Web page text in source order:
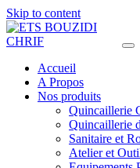
Skip to content
Accueil
A Propos
Nos produits
Quincaillerie
Quincaillerie
Sanitaire et
Atelier et